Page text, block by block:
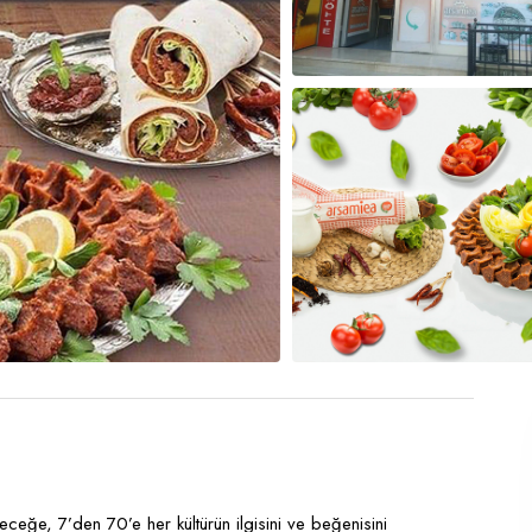
7’den 70’e her kültürün ilgisini ve beğenisini